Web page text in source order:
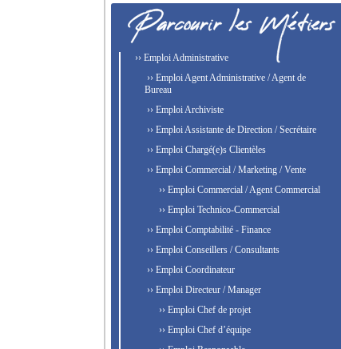
›› Emploi Administrative
›› Emploi Agent Administrative / Agent de
Bureau
›› Emploi Archiviste
›› Emploi Assistante de Direction / Secrétaire
›› Emploi Chargé(e)s Clientèles
›› Emploi Commercial / Marketing / Vente
›› Emploi Commercial / Agent Commercial
›› Emploi Technico-Commercial
›› Emploi Comptabilité - Finance
›› Emploi Conseillers / Consultants
›› Emploi Coordinateur
›› Emploi Directeur / Manager
›› Emploi Chef de projet
›› Emploi Chef d’équipe